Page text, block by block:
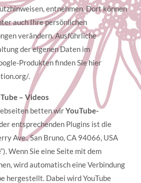
entnehmen. Dort können
auch Ihre persönlichen
verändern. Ausführliche
der eigenen Daten im
Produkten finden Sie hier
.
– Videos
betten wirYouTube-
entsprechenden Plugins ist die
Ave., San Bruno, CA 94066, USA
Wenn Sie eine Seite mit dem
wird automatisch eine Verbindung
hergestellt. Dabei wird YouTube